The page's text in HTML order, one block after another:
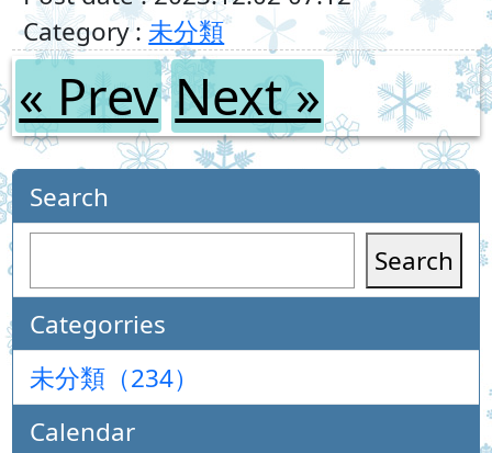
Category :未分類
« Prev Next »
Search
Search
Categorries
未分類（234）
Calendar